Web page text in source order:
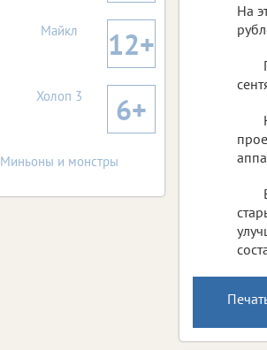
На
Майкл 12+
Холоп 3 6+
Миньоны и монстры